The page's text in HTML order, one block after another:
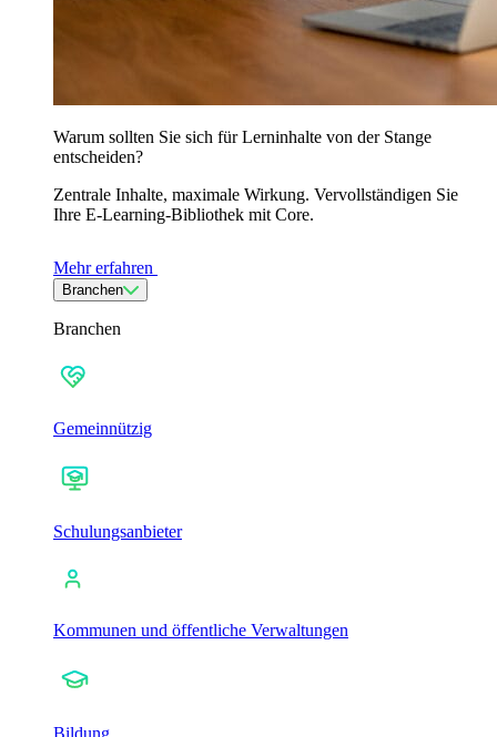
Warum sollten Sie sich für Lerninhalte von der Stange
entscheiden?
Zentrale Inhalte, maximale Wirkung. Vervollständigen Sie
Ihre E-Learning-Bibliothek mit Core.
Mehr erfahren
Branchen
Branchen
Gemeinnützig
Schulungsanbieter
Kommunen und öffentliche Verwaltungen